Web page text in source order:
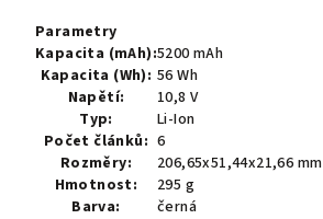
Parametry
Kapacita (mAh):5200 mAh
Kapacita (Wh): 56 Wh
Napětí:
10,8 V
Typ:
Li-Ion
Počet článků: 6
Rozměry:
206,65x51,44x21,66 mm
Hmotnost:
295 g
Barva:
černá